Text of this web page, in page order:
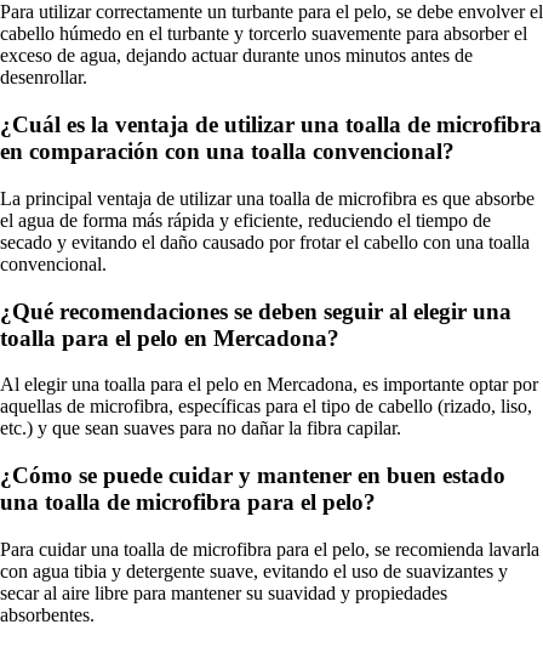
Para utilizar correctamente un turbante para el pelo, se debe envolver el
cabello húmedo en el turbante y torcerlo suavemente para absorber el
exceso de agua, dejando actuar durante unos minutos antes de
desenrollar.
¿Cuál es la ventaja de utilizar una toalla de microfibra
en comparación con una toalla convencional?
La principal ventaja de utilizar una toalla de microfibra es que absorbe
el agua de forma más rápida y eficiente, reduciendo el tiempo de
secado y evitando el daño causado por frotar el cabello con una toalla
convencional.
¿Qué recomendaciones se deben seguir al elegir una
toalla para el pelo en Mercadona?
Al elegir una toalla para el pelo en Mercadona, es importante optar por
aquellas de microfibra, específicas para el tipo de cabello (rizado, liso,
etc.) y que sean suaves para no dañar la fibra capilar.
¿Cómo se puede cuidar y mantener en buen estado
una toalla de microfibra para el pelo?
Para cuidar una toalla de microfibra para el pelo, se recomienda lavarla
con agua tibia y detergente suave, evitando el uso de suavizantes y
secar al aire libre para mantener su suavidad y propiedades
absorbentes.